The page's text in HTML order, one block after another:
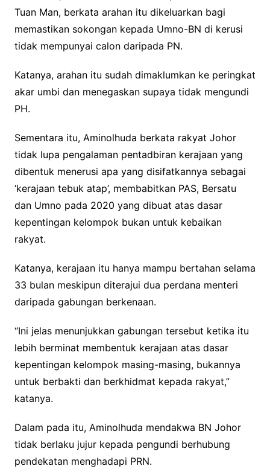
Tuan Man, berkata arahan itu dikeluarkan bagi
memastikan sokongan kepada Umno-BN di kerusi
tidak mempunyai calon daripada PN.
Katanya, arahan itu sudah dimaklumkan ke peringkat
akar umbi dan menegaskan supaya tidak mengundi
PH.
Sementara itu, Aminolhuda berkata rakyat Johor
tidak lupa pengalaman pentadbiran kerajaan yang
dibentuk menerusi apa yang disifatkannya sebagai
‘kerajaan tebuk atap’, membabitkan PAS, Bersatu
dan Umno pada 2020 yang dibuat atas dasar
kepentingan kelompok bukan untuk kebaikan
rakyat.
Katanya, kerajaan itu hanya mampu bertahan selama
33 bulan meskipun diterajui dua perdana menteri
daripada gabungan berkenaan.
“Ini jelas menunjukkan gabungan tersebut ketika itu
lebih berminat membentuk kerajaan atas dasar
kepentingan kelompok masing-masing, bukannya
untuk berbakti dan berkhidmat kepada rakyat,”
katanya.
Dalam pada itu, Aminolhuda mendakwa BN Johor
tidak berlaku jujur kepada pengundi berhubung
pendekatan menghadapi PRN.